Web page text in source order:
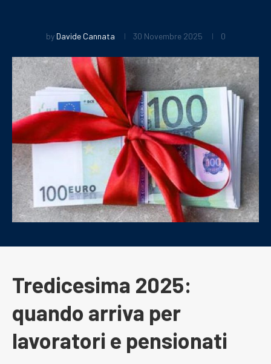
by Davide Cannata 30 Novembre 2025 0
Tredicesima 2025:
quando arriva per
lavoratori e pensionati